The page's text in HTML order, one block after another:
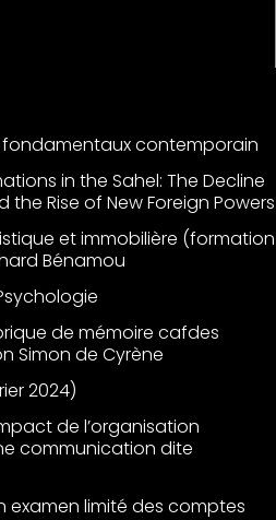
fondamentaux contemporain
in the Sahel: The Decline
Rise of New Foreign Powers
et immobilière (formation
Bénamou
de mémoire cafdes
Simon de Cyrène
2024)
de l’organisation
communication dite
examen limité des comptes